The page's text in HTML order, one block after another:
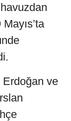
Erdoğan ve